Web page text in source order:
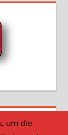
um die